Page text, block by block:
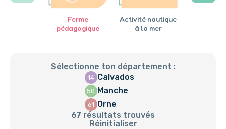
Ferme
pédagogique
Activité nautique
à la mer
Sélectionne ton département :
14 Calvados
50 Manche
61 Orne
67 résultats trouvés
Réinitialiser